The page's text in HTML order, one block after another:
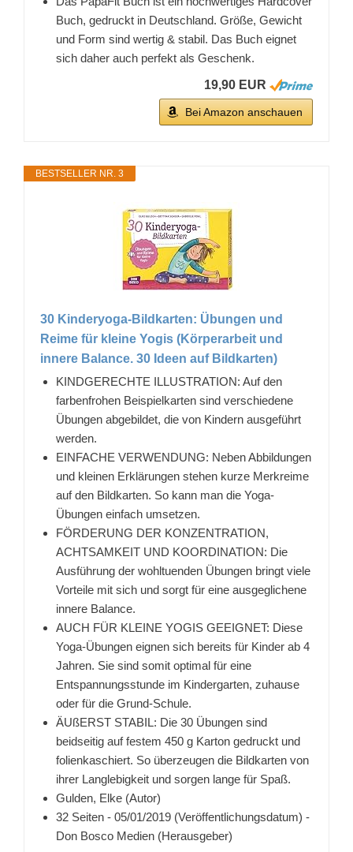
Buch, gedruckt in Deutschland. Größe, Gewicht
und Form sind wertig & stabil. Das Buch eignet
sich daher auch perfekt als Geschenk.
19,90 EUR
Bei Amazon anschauen
BESTSELLER NR. 3
30 Kinderyoga-Bildkarten: Übungen und
Reime für kleine Yogis (Körperarbeit und
innere Balance. 30 Ideen auf Bildkarten)
KINDGERECHTE ILLUSTRATION: Auf den
farbenfrohen Beispielkarten sind verschiedene
Übungen abgebildet, die von Kindern ausgeführt
werden.
EINFACHE VERWENDUNG: Neben Abbildungen
und kleinen Erklärungen stehen kurze Merkreime
auf den Bildkarten. So kann man die Yoga-
Übungen einfach umsetzen.
FÖRDERUNG DER KONZENTRATION,
ACHTSAMKEIT UND KOORDINATION: Die
Ausführung der wohltuenden Übungen bringt viele
Vorteile mit sich und sorgt für eine ausgeglichene
innere Balance.
AUCH FÜR KLEINE YOGIS GEEIGNET: Diese
Yoga-Übungen eignen sich bereits für Kinder ab 4
Jahren. Sie sind somit optimal für eine
Entspannungsstunde im Kindergarten, zuhause
oder für die Grund-Schule.
ÄUßERST STABIL: Die 30 Übungen sind
beidseitig auf festem 450 g Karton gedruckt und
folienkaschiert. So überzeugen die Bildkarten von
ihrer Langlebigkeit und sorgen lange für Spaß.
Gulden, Elke (Autor)
32 Seiten - 05/01/2019 (Veröffentlichungsdatum) -
Don Bosco Medien (Herausgeber)